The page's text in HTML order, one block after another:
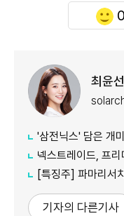
0
최윤
'삼전닉스' 담은 개
넥스트레이드, 프리마
[특징주] 파마리서치,
기자의 다른기사